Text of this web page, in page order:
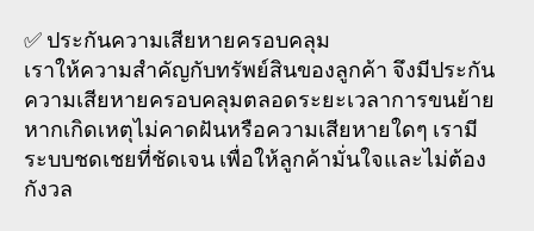
✅ ประกันความเสียหายครอบคลุม
เราให้ความสำคัญกับทรัพย์สินของลูกค้า จึงมีประกัน
ความเสียหายครอบคลุมตลอดระยะเวลาการขนย้าย
หากเกิดเหตุไม่คาดฝันหรือความเสียหายใดๆ เรามี
ระบบชดเชยที่ชัดเจน เพื่อให้ลูกค้ามั่นใจและไม่ต้อง
กังวล